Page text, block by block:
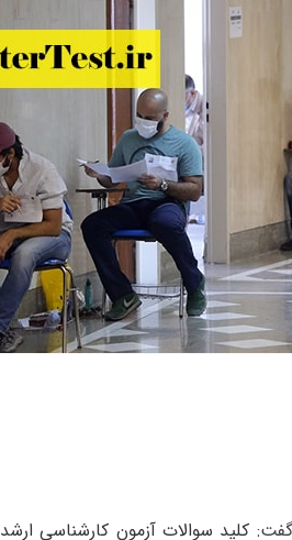
کلید سوالات آزمون کارشناسی ارشد ۹۹